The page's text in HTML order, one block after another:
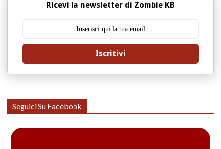
Ricevi la newsletter di Zombie KB
Iscritivi
Seguici Su Facebook